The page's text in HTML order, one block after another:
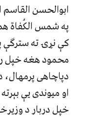
ابوالحسن
په شمس الکُفاة
کې نړۍ ته
محمود هغه خپل
دپاچاهی
او میوندی یې
خپل دربار د